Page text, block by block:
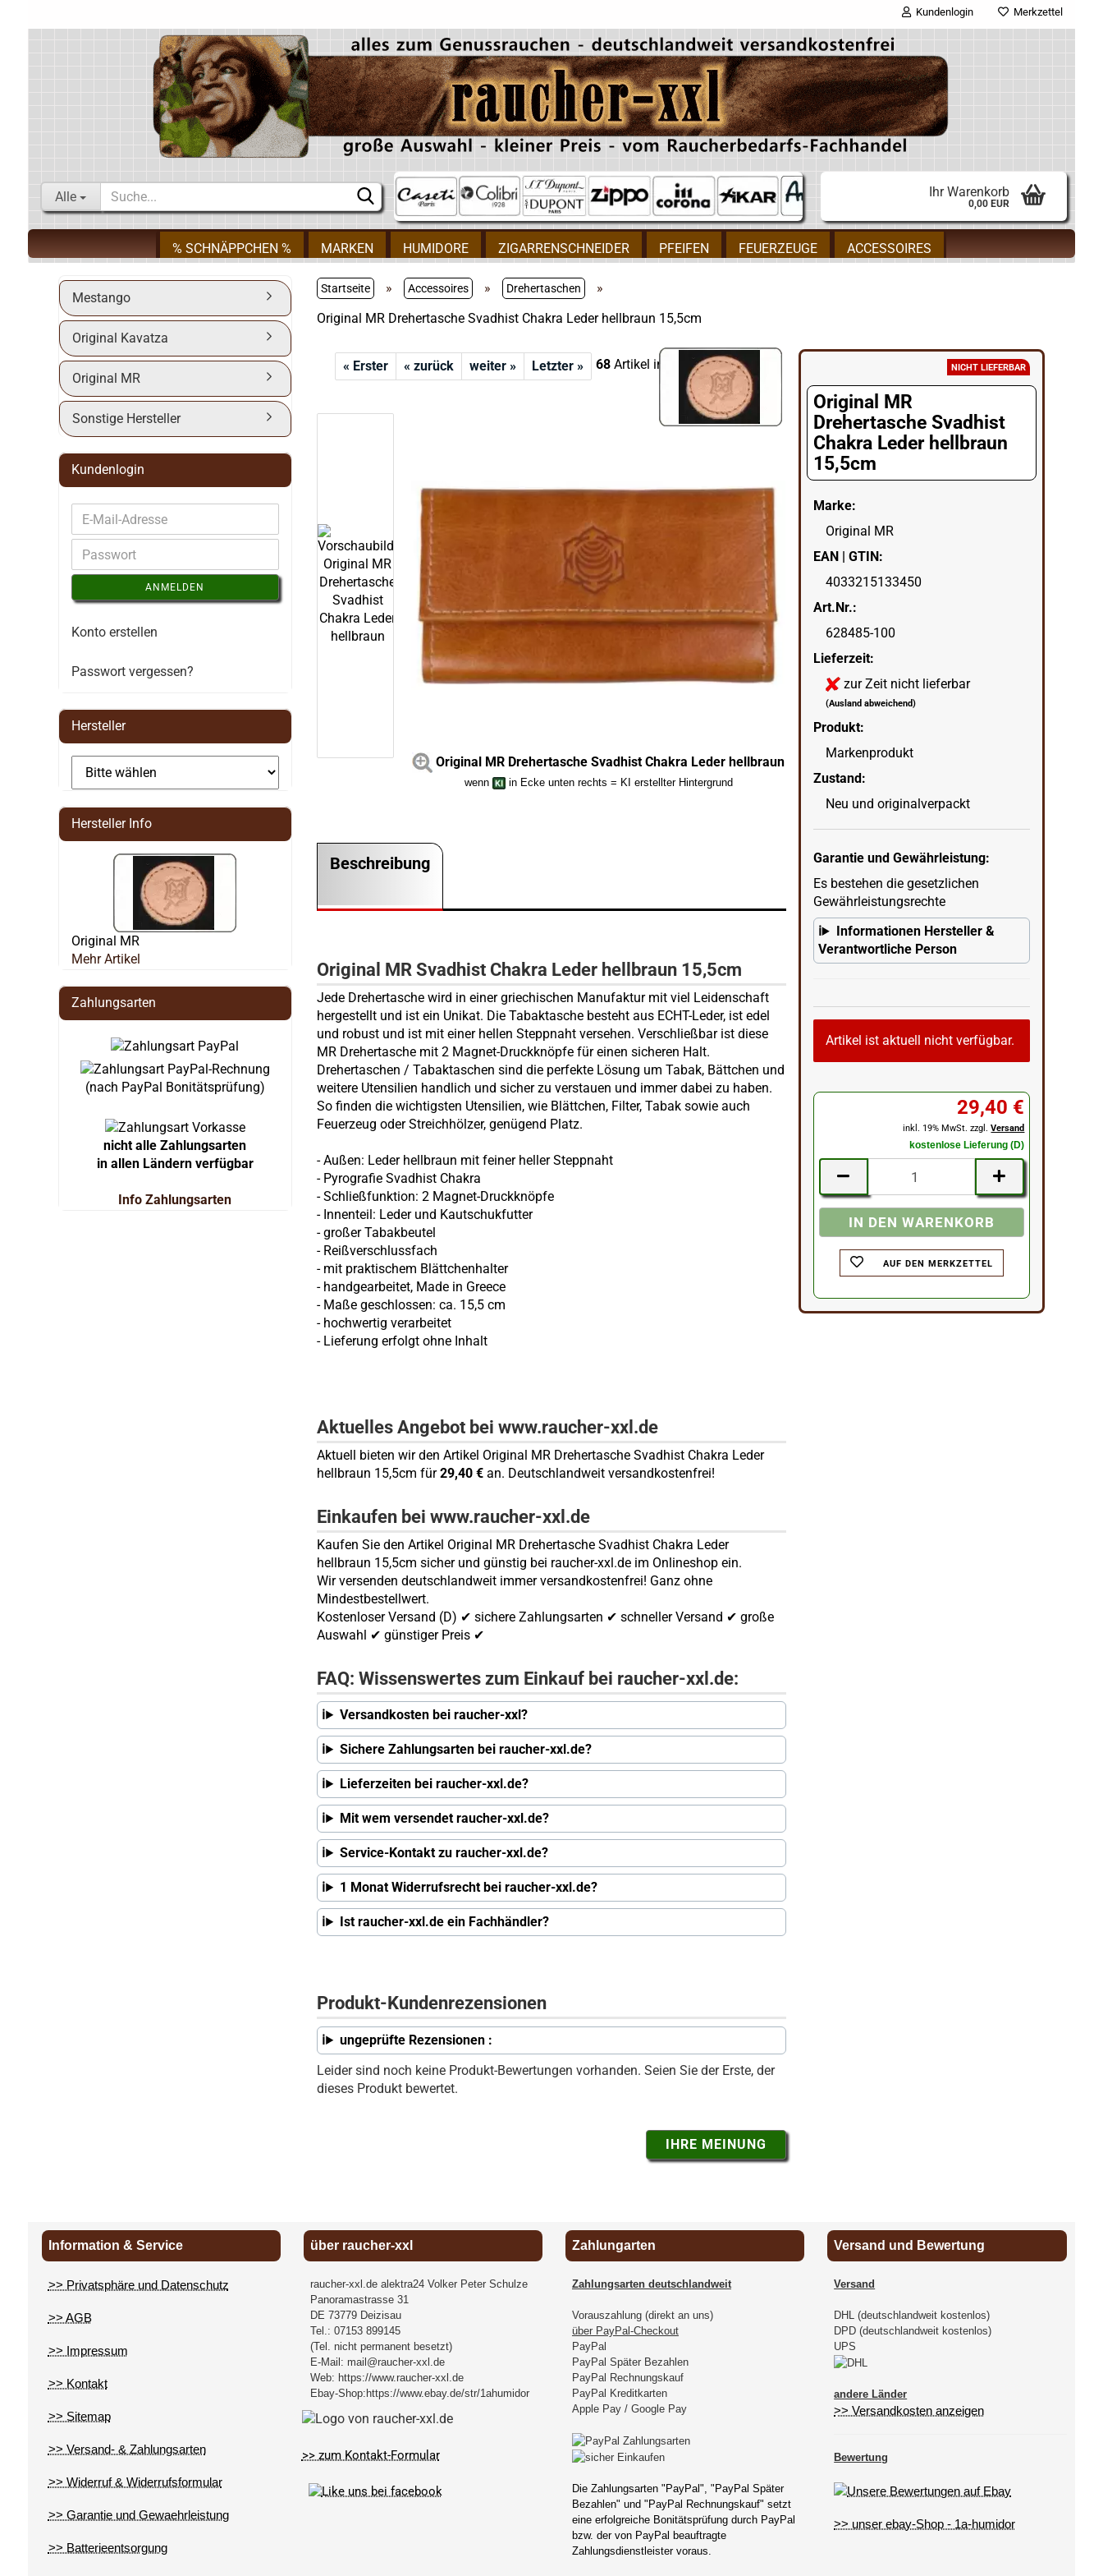
Kundenlogin
E-Mail
Passwort
Konto erstellen
Passwort vergessen?
Merkzettel
Alle Ihr Warenkorb
0,00 EUR
% SCHNÄPPCHEN % MARKEN HUMIDORE ZIGARRENSCHNEIDER PFEIFEN FEUERZEUGE ACCESSOIRES
Startseite » Accessoires » Drehertaschen
»
Original MR Drehertasche Svadhist Chakra Leder hellbraun 15,5cm
« Erster « zurück weiter » Letzter » 68 Artikel in dieser Kategorie
Original MR Drehertasche Svadhist Chakra Leder hellbraun
wenn in Ecke unten rechts = KI erstellter Hintergrund
Original MR Drehertasche Svadhist Chakra
wenn
NICHT LIEFERBAR
Original MR
Drehertasche Svadhist
Chakra Leder hellbraun
15,5cm
Marke:
Original MR
EAN | GTIN:
4033215133450
Art.Nr.:
628485-100
Lieferzeit:
zur Zeit nicht lieferbar
(Ausland abweichend)
Produkt:
Markenprodukt
Zustand:
Neu und originalverpackt
Garantie und Gewährleistung:
Es bestehen die gesetzlichen
Gewährleistungsrechte
Informationen Hersteller &
Verantwortliche Person
Artikel ist aktuell nicht verfügbar.
29,40 €
inkl. 19% MwSt. zzgl.Versand
kostenlose Lieferung (D)
AUF DEN MERKZETTEL
Beschreibung
Original MR Svadhist Chakra Leder hellbraun 15,5cm
Jede Drehertasche wird in einer griechischen Manufaktur mit viel Leidenschaft
hergestellt und ist ein Unikat. Die Tabaktasche besteht aus ECHT-Leder, ist edel
und robust und ist mit einer hellen Steppnaht versehen. Verschließbar ist diese
MR Drehertasche mit 2 Magnet-Druckknöpfe für einen sicheren Halt.
Drehertaschen / Tabaktaschen sind die perfekte Lösung um Tabak, Bättchen und
weitere Utensilien handlich und sicher zu verstauen und immer dabei zu haben.
So finden die wichtigsten Utensilien, wie Blättchen, Filter, Tabak sowie auch
Feuerzeug oder Streichhölzer, genügend Platz.
- Außen: Leder hellbraun mit feiner heller Steppnaht
- Pyrografie Svadhist Chakra
- Schließfunktion: 2 Magnet-Druckknöpfe
- Innenteil: Leder und Kautschukfutter
- großer Tabakbeutel
- Reißverschlussfach
- mit praktischem Blättchenhalter
- handgearbeitet, Made in Greece
- Maße geschlossen: ca. 15,5 cm
- hochwertig verarbeitet
- Lieferung erfolgt ohne Inhalt
Aktuelles Angebot bei www.raucher-xxl.de
Aktuell bieten wir den Artikel Original MR Drehertasche Svadhist Chakra Leder
hellbraun 15,5cm für29,40 € an. Deutschlandweit versandkostenfrei!
Einkaufen bei www.raucher-xxl.de
Kaufen Sie den Artikel Original MR Drehertasche Svadhist Chakra Leder
hellbraun 15,5cm sicher und günstig bei raucher-xxl.de im Onlineshop ein.
Wir versenden deutschlandweit immer versandkostenfrei! Ganz ohne
Mindestbestellwert.
Kostenloser Versand (D) ✔ sichere Zahlungsarten ✔ schneller Versand ✔ große
Auswahl ✔ günstiger Preis ✔
FAQ: Wissenswertes zum Einkauf bei raucher-xxl.de:
Versandkosten bei raucher-xxl?
Sichere Zahlungsarten bei raucher-xxl.de?
Lieferzeiten bei raucher-xxl.de?
Mit wem versendet raucher-xxl.de?
Service-Kontakt zu raucher-xxl.de?
1 Monat Widerrufsrecht bei raucher-xxl.de?
Ist raucher-xxl.de ein Fachhändler?
Produkt-Kundenrezensionen
ungeprüfte Rezensionen :
Leider sind noch keine Produkt-Bewertungen vorhanden. Seien Sie der Erste, der
dieses Produkt bewertet.
IHRE MEINUNG
Mestango
Original Kavatza
Original MR
Sonstige Hersteller
Kundenlogin
ANMELDEN
Konto erstellen
Passwort vergessen?
Hersteller
Hersteller Info
Original MR
Mehr Artikel
Zahlungsarten
(nach PayPal Bonitätsprüfung)
nicht alle Zahlungsarten
in allen Ländern verfügbar
Info Zahlungsarten
Information & Service
>> Privatsphäre und Datenschutz
>> AGB
>> Impressum
>> Kontakt
>> Sitemap
>> Versand- & Zahlungsarten
>> Widerruf & Widerrufsformular
>> Garantie und Gewaehrleistung
>> Batterieentsorgung
über raucher-xxl
raucher-xxl.de alektra24 Volker Peter Schulze
Panoramastrasse 31
DE 73779 Deizisau
Tel.: 07153 899145
(Tel. nicht permanent besetzt)
E-Mail: mail@raucher-xxl.de
Web: https://www.raucher-xxl.de
Ebay-Shop: https://www.ebay.de/str/1ahumidor
>> zum Kontakt-Formular
Zahlungarten
Zahlungsarten deutschlandweit
Vorauszahlung (direkt an uns)
über PayPal-Checkout
PayPal
PayPal Später Bezahlen
PayPal Rechnungskauf
PayPal Kreditkarten
Apple Pay / Google Pay
Die Zahlungsarten "PayPal", "PayPal Später
Bezahlen" und "PayPal Rechnungskauf" setzt
eine erfolgreiche Bonitätsprüfung durch PayPal
bzw. der von PayPal beauftragte
Zahlungsdienstleister voraus.
Versand und Bewertung
Versand
DHL (deutschlandweit kostenlos)
DPD (deutschlandweit kostenlos)
UPS
andere Länder
>> Versandkosten anzeigen
Bewertung
>> unser ebay-Shop - 1a-humidor